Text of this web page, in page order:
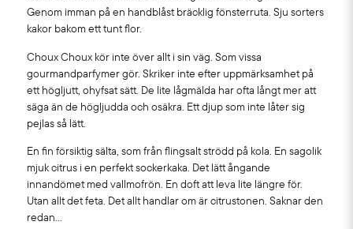
Genom imman på en handblåst bräcklig fönsterruta. Sju sorters
kakor bakom ett tunt flor.
Choux Choux kör inte över allt i sin väg. Som vissa
gourmandparfymer gör. Skriker inte efter uppmärksamhet på
ett högljutt, ohyfsat sätt. De lite lågmälda har ofta långt mer att
säga än de högljudda och osäkra. Ett djup som inte låter sig
pejlas så lätt.
En fin försiktig sälta, som från flingsalt strödd på kola. En sagolik
mjuk citrus i en perfekt sockerkaka. Det lätt ångande
innandömet med vallmofrön. En doft att leva lite längre för.
Utan allt det feta. Det allt handlar om är citrustonen. Saknar den
redan…